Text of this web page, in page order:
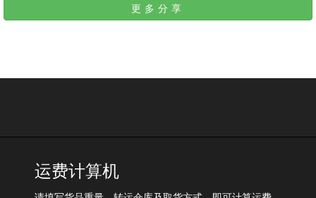
更多分享
运费计算机